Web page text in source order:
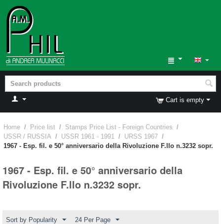
Cart is empty
Home / Price list / Stamps Price List - Foreign Countries /
USSR / RUSSIA / USSR 1961 - 1991 / URSS 1967 /
1967 - Esp. fil. e 50° anniversario della Rivoluzione F.llo n.3232 sopr.
1967 - Esp. fil. e 50° anniversario della
Rivoluzione F.llo n.3232 sopr.
Sort by Popularity 24 Per Page